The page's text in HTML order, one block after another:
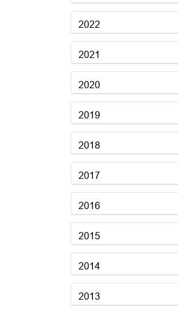
2022
2021
2020
2019
2018
2017
2016
2015
2014
2013